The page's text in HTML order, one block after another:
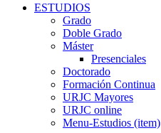
ESTUDIOS
Grado
Doble Grado
Máster
Presenciales
Doctorado
Formación Continua
URJC Mayores
URJC online
Menu-Estudios (item)